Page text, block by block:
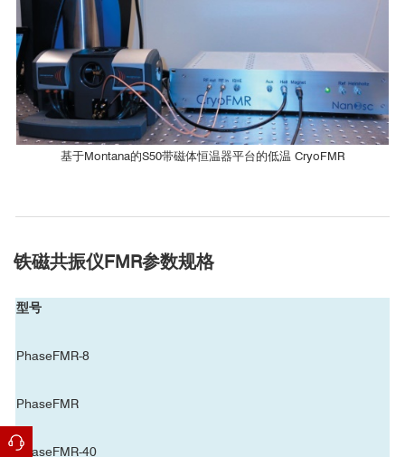
基于Montana的S50带磁体恒温器平台的低温 CryoFMR
铁磁共振仪FMR参数规格
型号
PhaseFMR-8
PhaseFMR
PhaseFMR-40
[2]
*Not included with CryoFMR Probe
铁磁共振特性
哈尔滨工业大学深圳研究院
CryoFMR-40
南方科学技术大学
兰州大学
上海科技大学